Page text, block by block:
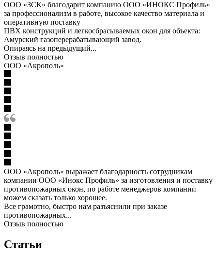
ООО «ЗСК» благодарит компанию ООО «ИНОКС Профиль»
за профессионализм в работе, высокое качество материала и
оперативную поставку
ПВХ конструкций и легкосбрасываемых окон для объекта:
Амурский газоперерабатывающий завод.
Опираясь на предыдущий...
Отзыв полностью
ООО «Акрополь»
ООО «Акрополь» выражает благодарность сотрудникам
компании ООО «Инокс Профиль» за изготовления и поставку
противопожарных окон, по работе менеджеров компании
можем сказать только хорошее.
Все грамотно, быстро нам разъяснили при заказе
противопожарных...
Отзыв полностью
Статьи